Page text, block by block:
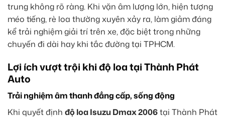
trung không rõ ràng. Khi vặn âm lượng lớn, hiện tượng
méo tiếng, rè loa thường xuyên xảy ra, làm giảm đáng
kể trải nghiệm giải trí trên xe, đặc biệt trong những
chuyến đi dài hay khi tắc đường tại TPHCM.
Lợi ích vượt trội khi độ loa tại Thành Phát
Auto
Trải nghiệm âm thanh đẳng cấp, sống động
Khi quyết định độ loa Isuzu Dmax 2006tại Thành Phát